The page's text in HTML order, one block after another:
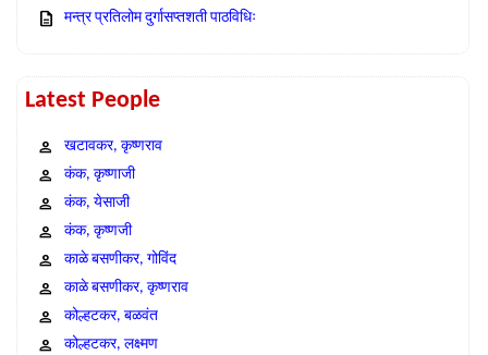
मन्त्र प्रतिलोम दुर्गासप्तशती पाठविधिः
Latest People
खटावकर, कृष्णराव
कंक, कृष्णाजी
कंक, येसाजी
कंक, कृष्णजी
काळे बसणीकर, गोविंद
काळे बसणीकर, कृष्णराव
कोल्हटकर, बळवंत
कोल्हटकर, लक्ष्मण